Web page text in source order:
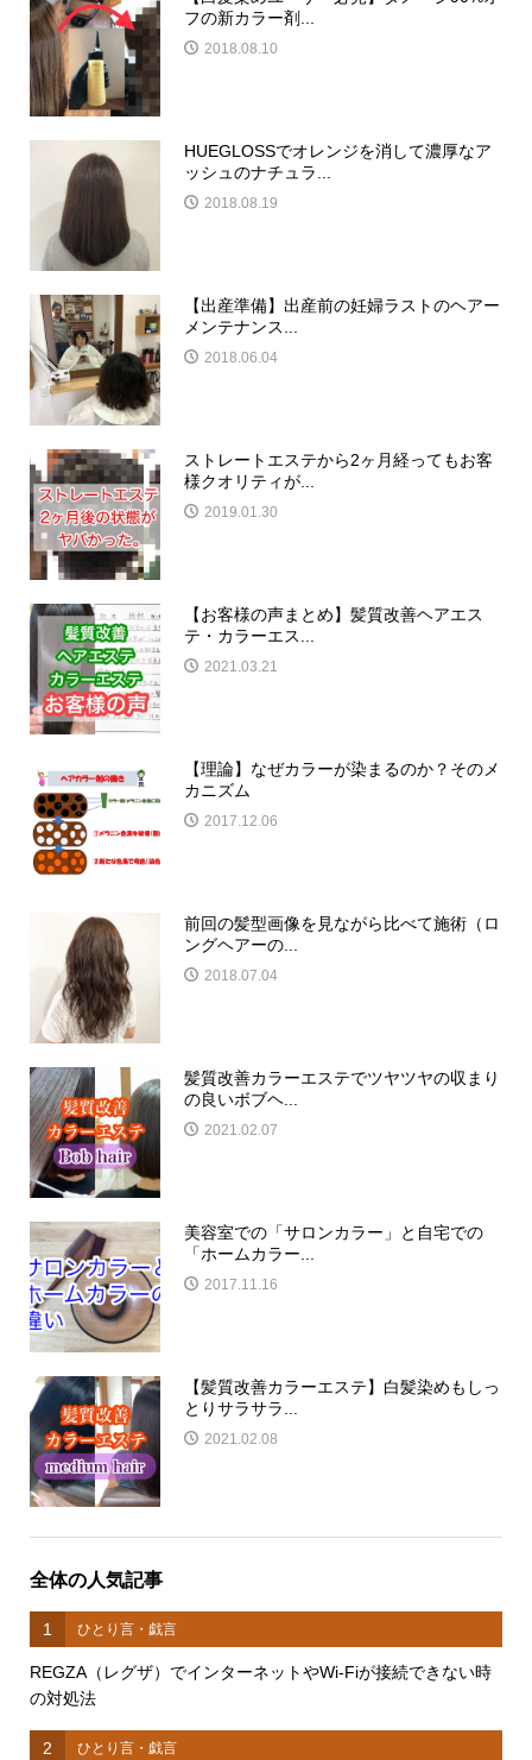
フの新カラー剤...
2018.08.10
HUEGLOSSでオレンジを消して濃厚なア
ッシュのナチュラ...
2018.08.19
【出産準備】出産前の妊婦ラストのヘアー
メンテナンス...
2018.06.04
ストレートエステから2ヶ月経ってもお客
様クオリティが...
2019.01.30
【お客様の声まとめ】髪質改善ヘアエス
テ・カラーエス...
2021.03.21
【理論】なぜカラーが染まるのか？そのメ
カニズム
2017.12.06
前回の髪型画像を見ながら比べて施術（ロ
ングヘアーの...
2018.07.04
髪質改善カラーエステでツヤツヤの収まり
の良いボブヘ...
2021.02.07
美容室での「サロンカラー」と自宅での
「ホームカラー...
2017.11.16
【髪質改善カラーエステ】白髪染めもしっ
とりサラサラ...
2021.02.08
全体の人気記事
1 ひとり言・戯言
REGZA（レグザ）でインターネットやWi-Fiが接続できない時
の対処法
2 ひとり言・戯言